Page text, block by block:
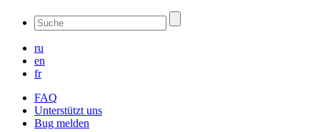
ru
en
fr
FAQ
Unterstützt uns
Bug melden